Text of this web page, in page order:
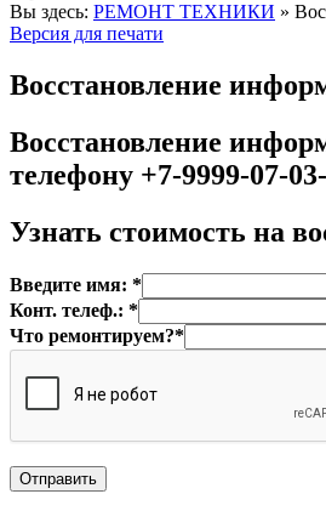
Вы здесь: РЕМОНТ ТЕХНИКИ »
Версия для печати
Восстановление
Восстановление
телефону +7-9999-07-
Узнать стоимость на
Введите имя: *
Конт. телеф.: *
Что ремонтируем?*